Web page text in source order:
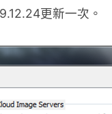
更新一次。